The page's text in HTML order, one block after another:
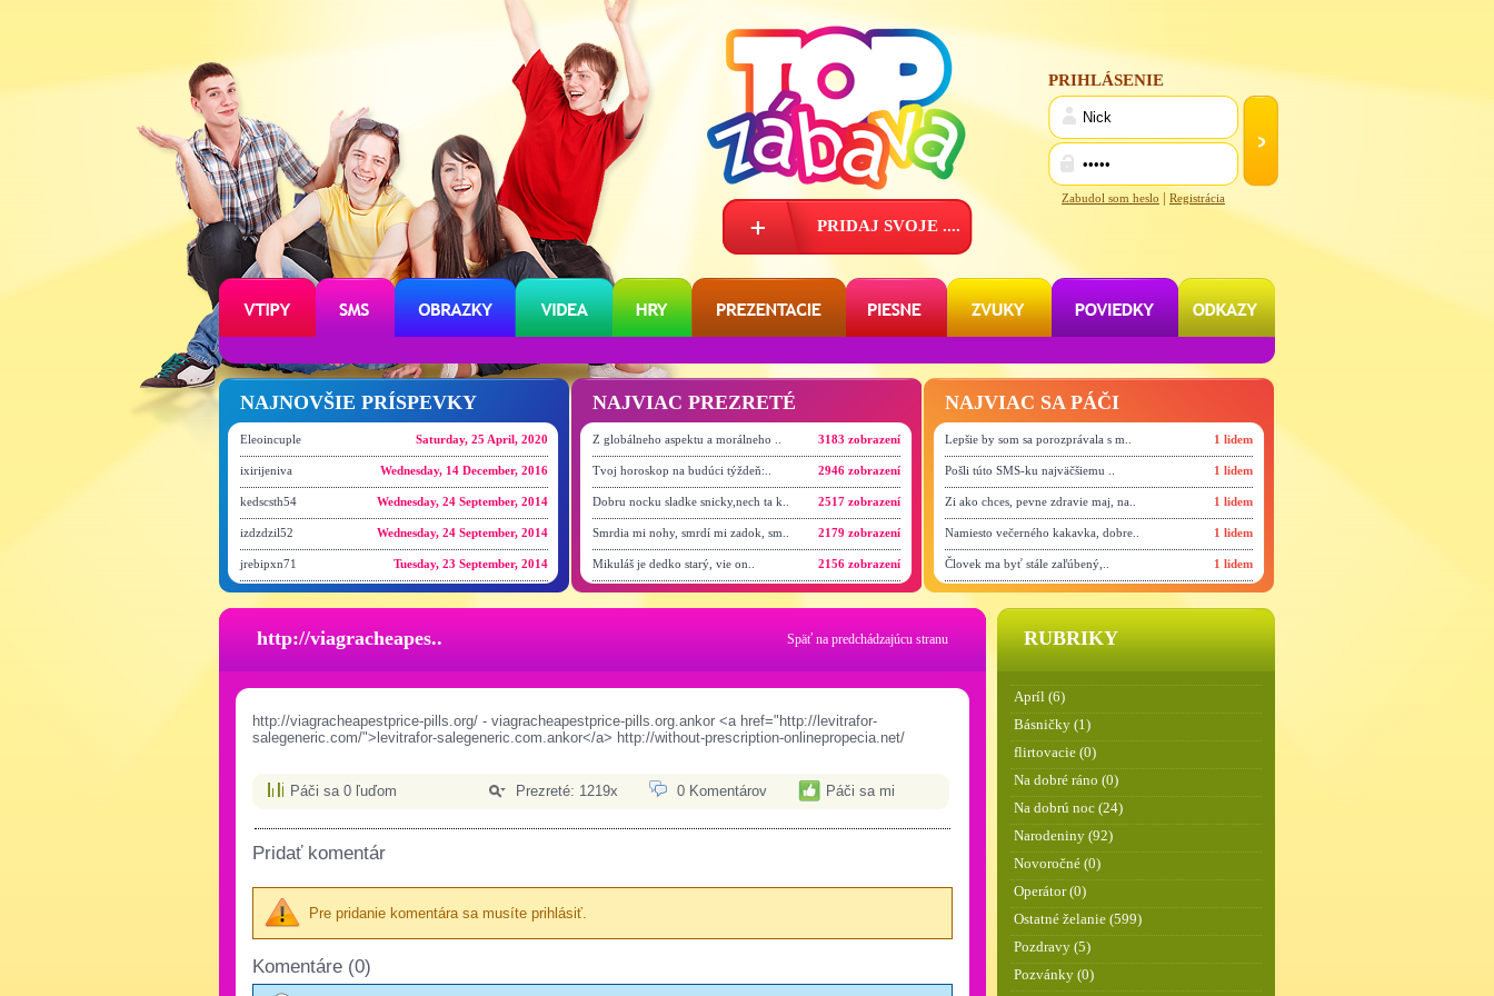
PRIDAJ SVOJE ....
PRIHLÁSENIE
Zabudol som heslo Registrácia
NAJNOVŠIE PRÍSPEVKY
Eleoincuple Saturday, 25 April, 2020
ixirijeniva Wednesday, 14 December, 2016
kedscsth54 Wednesday, 24 September, 2014
izdzdzil52 Wednesday, 24 September, 2014
jrebipxn71 Tuesday, 23 September, 2014
NAJVIAC PREZRETÉ
Z globálneho aspektu a morálneho .. 3183 zobrazení
Tvoj horoskop na budúci týždeň:.. 2946 zobrazení
Dobru nocku sladke snicky,nech ta k.. 2517 zobrazení
Smrdia mi nohy, smrdí mi zadok, sm.. 2179 zobrazení
Mikuláš je dedko starý, vie on.. 2156 zobrazení
NAJVIAC SA PÁČI
Lepšie by som sa porozprávala s m.. 1 lidem
Pošli túto SMS-ku najväčšiemu .. 1 lidem
Zi ako chces, pevne zdravie maj, na.. 1 lidem
Namiesto večerného kakavka, dobre.. 1 lidem
Človek ma byť stále zaľúbený,.. 1 lidem
http://viagracheapes.. Späť na predchádzajúcu stranu
http://viagracheapestprice-pills.org/ - viagracheapestprice-pills.org.ankor <a href="http://levitrafor-
salegeneric.com/">levitrafor-salegeneric.com.ankor</a> http://without-prescription-onlinepropecia.net/
Páči sa 0 ľuďom Páči sa mi
0 Komentárov
Prezreté: 1219x
Pridať komentár
Pre pridanie komentára sa musíte prihlásiť.
Komentáre (0)
RUBRIKY
Apríl (6)
Básničky (1)
flirtovacie (0)
Na dobré ráno (0)
Na dobrú noc (24)
Narodeniny (92)
Novoročné (0)
Operátor (0)
Ostatné želanie (599)
Pozdravy (5)
Pozvánky (0)